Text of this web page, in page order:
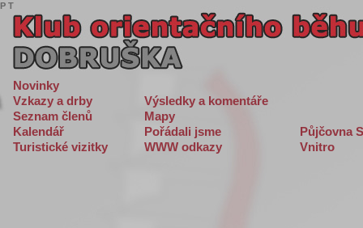
Novinky
Vzkazy a drby
Výsledky a komentáře
Seznam členů
Mapy
Kalendář
Pořádali jsme
Půjčovna
Turistické vizitky
WWW odkazy Vnitro
P T